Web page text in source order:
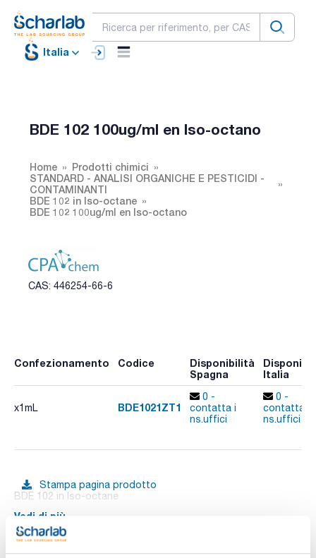
Italia
BDE 102 100ug/ml en Iso-octano
Home
Prodotti chimici
STANDARD - ANALISI ORGANICHE E PESTICIDI -
CONTAMINANTI
BDE 102 in Iso-octane
BDE 102 100ug/ml en Iso-octano
CAS: 446254-66-6
Confezionamento Codice
Disponibilità
Spagna
Italia
x1mL BDE1021ZT1
0 -
contatta i
ns.uffici
0 -
contatta i
ns.uffici
Stampa pagina prodotto
BDE 102 in Iso-octane
Vedi di più